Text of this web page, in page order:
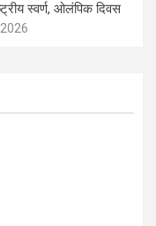
स्वर्ण, ओलंपिक दिवस